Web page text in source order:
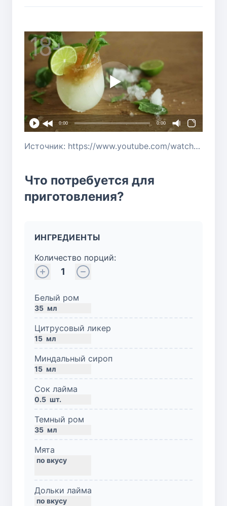
0:00 0:00
Источник: https://www.youtube.com/watch?v=gvyGk4TnImM
Что потребуется для
приготовления?
ИНГРЕДИЕНТЫ
Количество порций:
1
Белый ром
35 мл
Цитрусовый ликер
15 мл
Миндальный сироп
15 мл
Сок лайма
0.5 шт.
Темный ром
35 мл
Мята
Дольки лайма